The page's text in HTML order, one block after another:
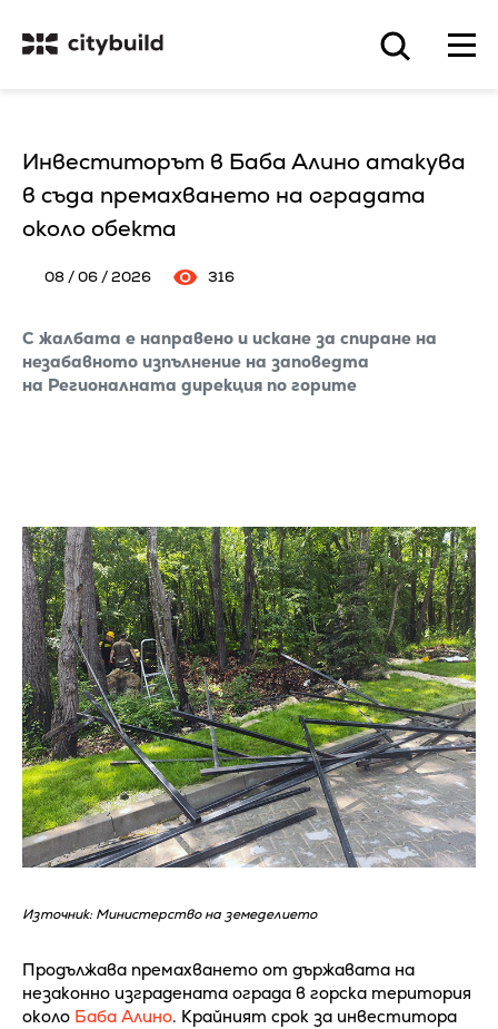
Инвеститорът в Баба Алино атакува
в съда премахването на оградата
около обекта
08 / 06 / 2026 316
С жалбата е направено и искане за спиране на
незабавното изпълнение на заповедта
на Регионалната дирекция по горите
Източник: Министерство на земеделието
Продължава премахването от държавата на
незаконно изградената ограда в горска територия
около Баба Алино. Крайният срок за инвеститора